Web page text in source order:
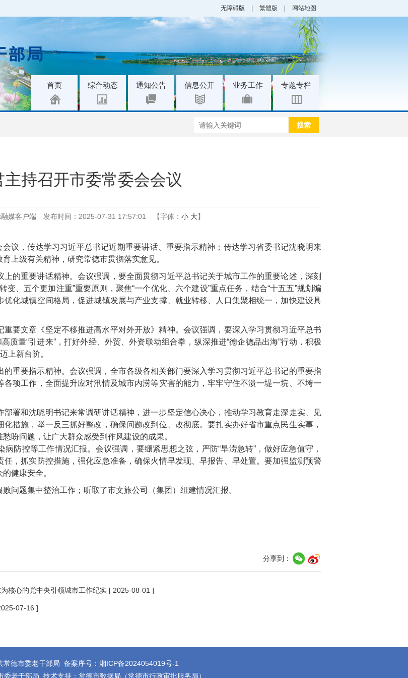
无障碍版 繁體版 网站地图
首页 综合动态 通知公告 信息公开 业务工作 专题专栏
搜索
主持召开市委常委会会议
媒客户端 发布时间：2025-07-31 17:57:01 【字体： 小 大】
议，传达学习习近平总书记近期重要讲话、重要指示精神；传达学习省委书记沈晓明来
上级有关精神，研究常德市贯彻落实意见。
的重要讲话精神。会议强调，要全面贯彻习近平总书记关于城市工作的重要论述，深刻
、五个更加注重”重要原则，聚焦“一个优化、六个建设”重点任务，结合“十五五”规划编
化城镇空间格局，促进城镇发展与产业支撑、就业转移、人口集聚相统一，加快建设具
要文章《坚定不移推进高水平对外开放》精神。会议强调，要深入学习贯彻习近平总书
质量“引进来”，打好外经、外贸、外资联动组合拳，纵深推进“德企德品出海”行动，积极
上新台阶。
重要指示精神。会议强调，全市各级各相关部门要深入学习贯彻习近平总书记的重要指
项工作，全面提升应对汛情及城市内涝等灾害的能力，牢牢守住不溃一堤一垸、不垮一
署和沈晓明书记来常调研讲话精神，进一步坚定信心决心，推动学习教育走深走实、见
措施，举一反三抓好整改，确保问题改到位、改彻底。要扎实办好省市重点民生实事，
盼问题，让广大群众感受到作风建设的成果。
防控等工作情况汇报。会议强调，要绷紧思想之弦，严防“旱涝急转”，做好应急值守，
，抓实防控措施，强化应急准备，确保火情早发现、早报告、早处置。要加强监测预警
健康安全。
问题集中整治工作；听取了市文旅公司（集团）组建情况汇报。
分享到：
核心的党中央引领城市工作纪实 [ 2025-08-01 ]
07-16 ]
常德市委老干部局 备案序号： 湘ICP备2024054019号-1
委老干部局 技术支持：常德市数据局（常德市行政审批服务局）